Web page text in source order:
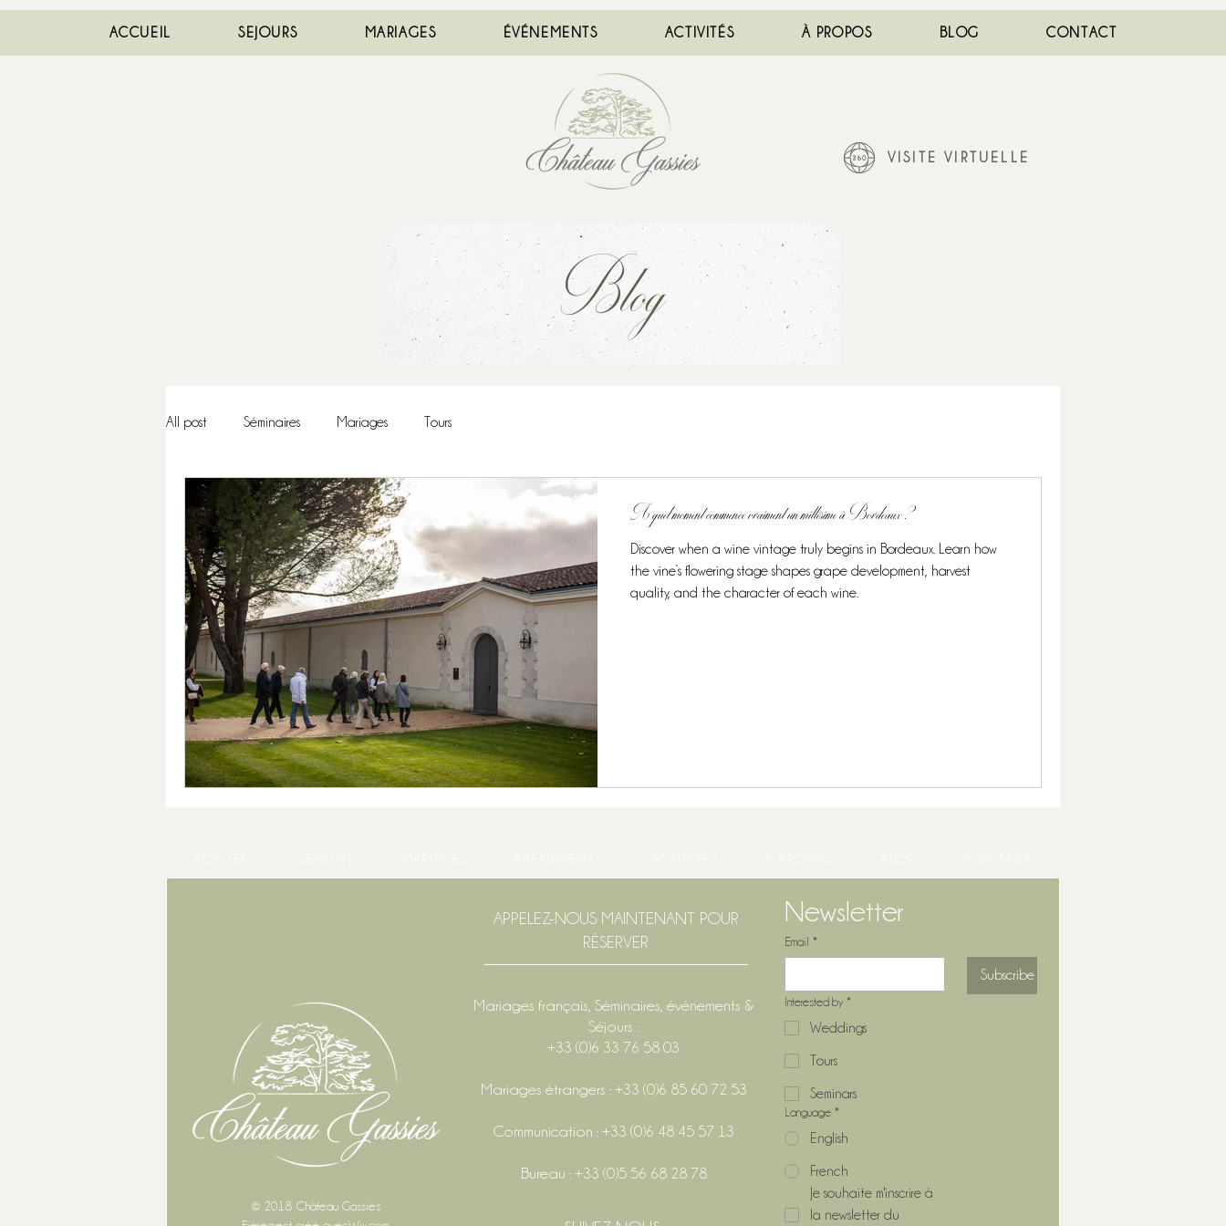
ACCUEIL SEJOURS MARIAGES ÉVÉNEMENTS ACTIVITÉS À PROPOS BLOG CONTACT
VISITE VIRTUELLE
All post Séminaires Mariages Tours
A quel moment commence vraiment un millésime à Bordeaux ?
Discover when a wine vintage truly begins in Bordeaux. Learn how
the vine’s flowering stage shapes grape development, harvest
quality, and the character of each wine.
Blog
© 2018 Château Gassies
APPELEZ-NOUS MAINTENANT POUR
RÉSERVER
Mariages français, Séminaires, événements &
Séjours :
+33 (0)6 33 76 58 03
Mariages étrangers : +33 (0)6 85 60 72 53
Communication : +33 (0)6 48 45 57 13
Bureau : +33 (0)5 56 68 28 78
Newsletter
Email *
Subscribe
Interested by *
Weddings
Tours
Seminars
Language *
English
French
Je souhaite m'inscrire à
la newsletter du